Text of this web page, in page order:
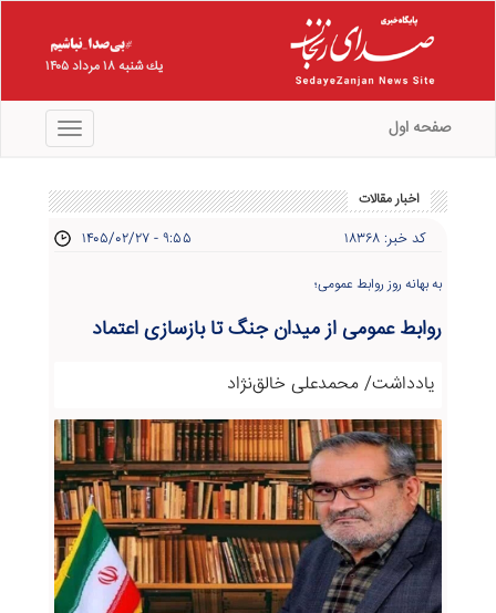
يك شنبه ۱۸ مرداد ۱۴۰۵
منو صفحه اول
اخبار مقالات
کد خبر: ۱۸۳۶۸ ۱۴۰۵/۰۲/۲۷ - ۹:۵۵
به بهانه روز روابط عمومی؛
روابط عمومی از میدان جنگ تا بازسازی اعتماد
یادداشت/ محمدعلی خالق‌نژاد